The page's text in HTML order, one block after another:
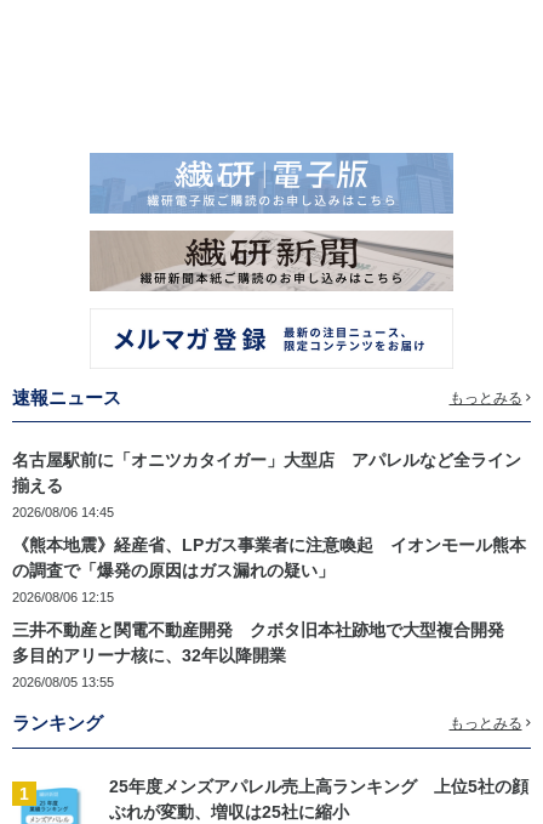
速報ニュース もっとみる
名古屋駅前に「オニツカタイガー」大型店 アパレルなど全ライン
揃える
2026/08/06 14:45
《熊本地震》経産省、LPガス事業者に注意喚起 イオンモール熊本
の調査で「爆発の原因はガス漏れの疑い」
2026/08/06 12:15
三井不動産と関電不動産開発 クボタ旧本社跡地で大型複合開発
多目的アリーナ核に、32年以降開業
2026/08/05 13:55
ランキング もっとみる
1
25年度メンズアパレル売上高ランキング 上位5社の顔
ぶれが変動、増収は25社に縮小